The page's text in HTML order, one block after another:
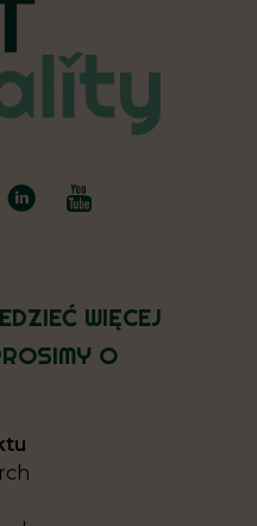
WIĘCEJ
O